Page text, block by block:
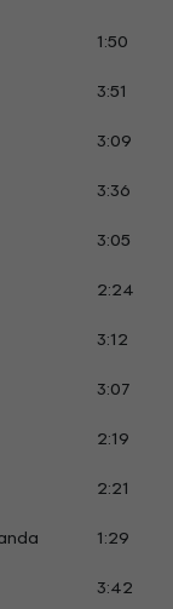
1:50
3:51
3:09
3:36
3:05
2:24
3:12
3:07
2:19
2:21
1:29
3:42